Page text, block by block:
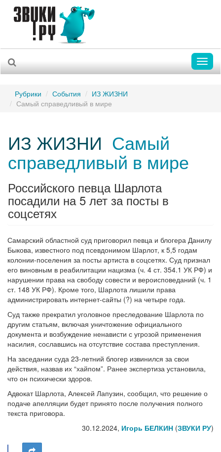
Рубрики События
ИЗ ЖИЗНИ
Самый справедливый в мире
ИЗ ЖИЗНИ Самый
справедливый в мире
Российского певца Шарлота
посадили на 5 лет за посты в
соцсетях
Самарский областной суд приговорил певца и блогера Данилу
Быкова, известного под псевдонимом Шарлот, к 5,5 годам
колонии-поселения за посты артиста в соцсетях. Суд признал
его виновным в реабилитации нацизма (ч. 4 ст. 354.1 УК РФ) и
нарушении права на свободу совести и вероисповеданий (ч. 1
ст. 148 УК РФ). Кроме того, Шарлота лишили права
администрировать интернет-сайты (?) на четыре года.
Суд также прекратил уголовное преследование Шарлота по
другим статьям, включая уничтожение официального
документа и возбуждение ненависти с угрозой применения
насилия, сославшись на отсутствие состава преступления.
На заседании суда 23-летний блогер извинился за свои
действия, назвав их “хайпом”. Ранее экспертиза установила,
что он психически здоров.
Адвокат Шарлота, Алексей Лапузин, сообщил, что решение о
подаче апелляции будет принято после получения полного
текста приговора.
30.12.2024, Игорь БЕЛКИН (ЗВУКИ РУ)